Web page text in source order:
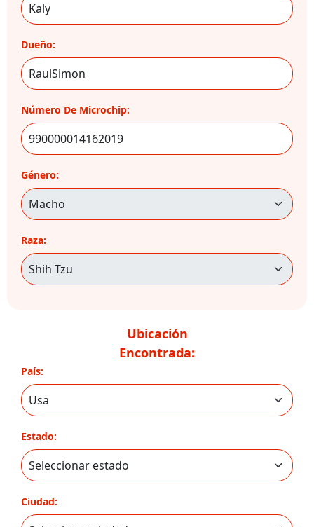
Dueño:
Número De Microchip:
Género:
Raza:
Ubicación
Encontrada:
País:
Estado:
Ciudad: